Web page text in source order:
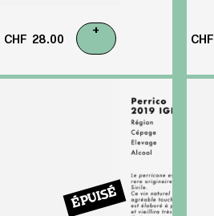
CHF 28.00
+
CHF
ÉPUISÉ